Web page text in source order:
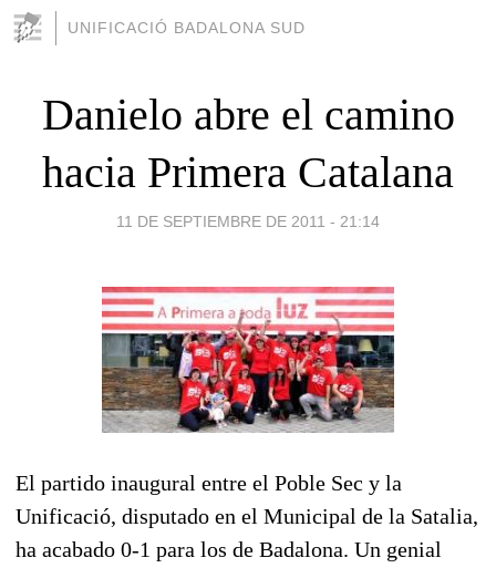
UNIFICACIÓ BADALONA SUD
Danielo abre el camino
hacia Primera Catalana
11 DE SEPTIEMBRE DE 2011 - 21:14
El partido inaugural entre el Poble Sec y la
Unificació, disputado en el Municipal de la Satalia,
ha acabado 0-1 para los de Badalona. Un genial